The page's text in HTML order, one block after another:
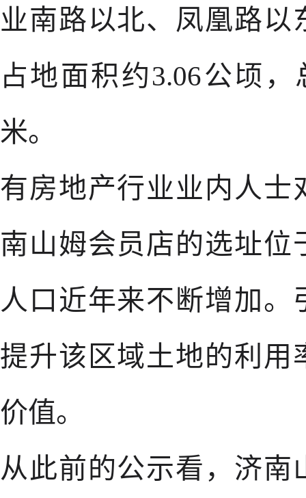
业南路以北、凤凰路
占地面积约3.06公顷
米。
有房地产行业业内人士
南山姆会员店的选址位
人口近年来不断增加
提升该区域土地的利用
价值。
从此前的公示看，济